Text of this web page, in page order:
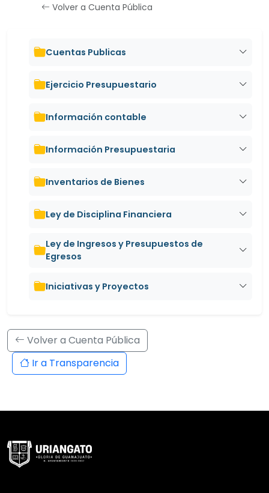
Volver a Cuenta Pública
Cuentas Publicas
Ejercicio Presupuestario
Información contable
Información Presupuestaria
Inventarios de Bienes
Ley de Disciplina Financiera
Ley de Ingresos y Presupuestos de
Egresos
Iniciativas y Proyectos
Volver a Cuenta Pública
Ir a Transparencia